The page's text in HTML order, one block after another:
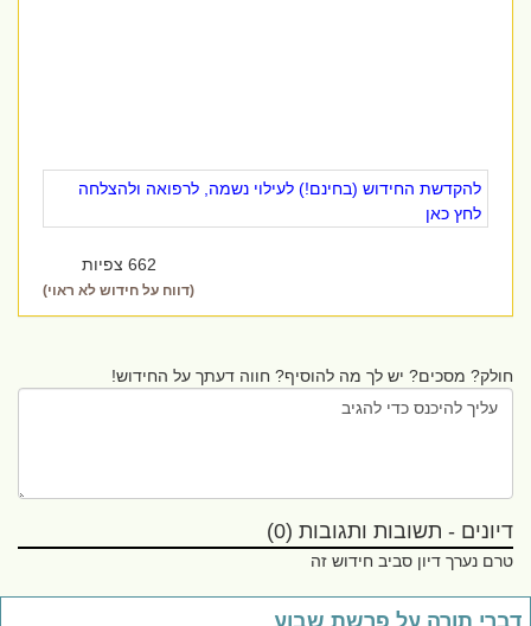
להקדשת החידוש (בחינם!) לעילוי נשמה, לרפואה ולהצלחה
לחץ כאן
662 צפיות
(דווח על חידוש לא ראוי)
חולק? מסכים? יש לך מה להוסיף? חווה דעתך על החידוש!
דיונים - תשובות ותגובות (0)
טרם נערך דיון סביב חידוש זה